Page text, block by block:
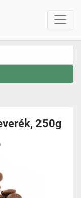
250g